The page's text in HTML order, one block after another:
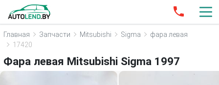
Главная Запчасти Mitsubishi Sigma
фара левая
17420
Фара левая Mitsubishi Sigma 1997